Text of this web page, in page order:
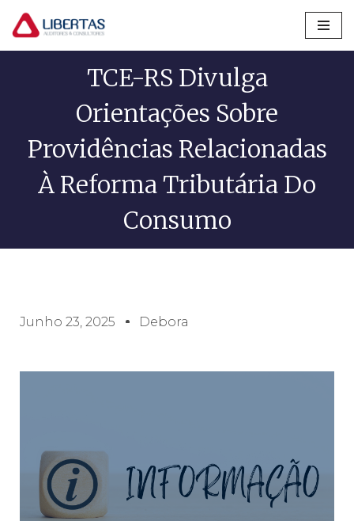
Pular
TCE-RS Divulga
Orientações Sobre
Providências Relacionadas
À Reforma Tributária Do
Consumo
Junho 23, 2025 Debora